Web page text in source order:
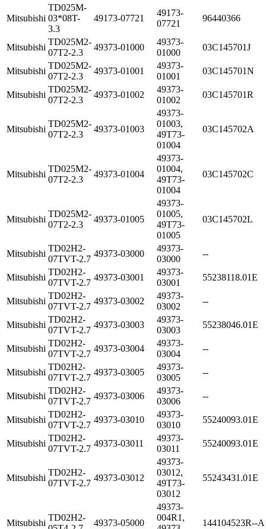
Mitsubishi
TD025M-
03*08T-
3.3
49173-07721
49173-
07721
96440366
Mitsubishi
TD025M2-
07T2-2.3
49373-01000
49373-
01000
03C145701J
Mitsubishi
TD025M2-
07T2-2.3
49373-01001
49373-
01001
03C145701N
Mitsubishi
TD025M2-
07T2-2.3
49373-01002
49373-
01002
03C145701R
Mitsubishi
TD025M2-
07T2-2.3
49373-01003
49373-
01003,
49T73-
01004
03C145702A
Mitsubishi
TD025M2-
07T2-2.3
49373-01004
49373-
01004,
49T73-
01004
03C145702C
Mitsubishi
TD025M2-
07T2-2.3
49373-01005
49373-
01005,
49T73-
01005
03C145702L
Mitsubishi
TD02H2-
07TVT-2.7
49373-03000
49373-
03000
--
Mitsubishi
TD02H2-
07TVT-2.7
49373-03001
49373-
03001
55238118.01E
Mitsubishi
TD02H2-
07TVT-2.7
49373-03002
49373-
03002
--
Mitsubishi
TD02H2-
07TVT-2.7
49373-03003
49373-
03003
55238046.01E
Mitsubishi
TD02H2-
07TVT-2.7
49373-03004
49373-
03004
--
Mitsubishi
TD02H2-
07TVT-2.7
49373-03005
49373-
03005
--
Mitsubishi
TD02H2-
07TVT-2.7
49373-03006
49373-
03006
--
Mitsubishi
TD02H2-
07TVT-2.7
49373-03010
49373-
03010
55240093.01E
Mitsubishi
TD02H2-
07TVT-2.7
49373-03011
49373-
03011
55240093.01E
Mitsubishi
TD02H2-
07TVT-2.7
49373-03012
49373-
03012,
49T73-
03012
55243431.01E
Mitsubishi
TD02H2-
49373-05000
49373-
004R1,
144104523R--A